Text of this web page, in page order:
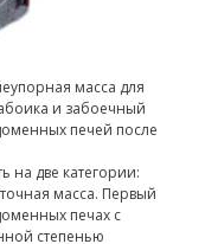
масса для
и забоечный
печей после
на две категории:
масса. Первый
печах с
степенью